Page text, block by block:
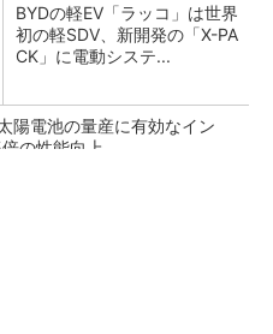
BYDの軽EV「ラッコ」は世界
初の軽SDV、新開発の「X-PA
CK」に電動システ...
陽電池の量産に有効なイン
の性能向上